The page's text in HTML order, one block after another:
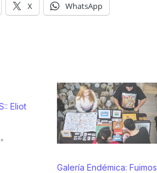
X WhatsApp
Eliot
Galería Endémica: Fuimos